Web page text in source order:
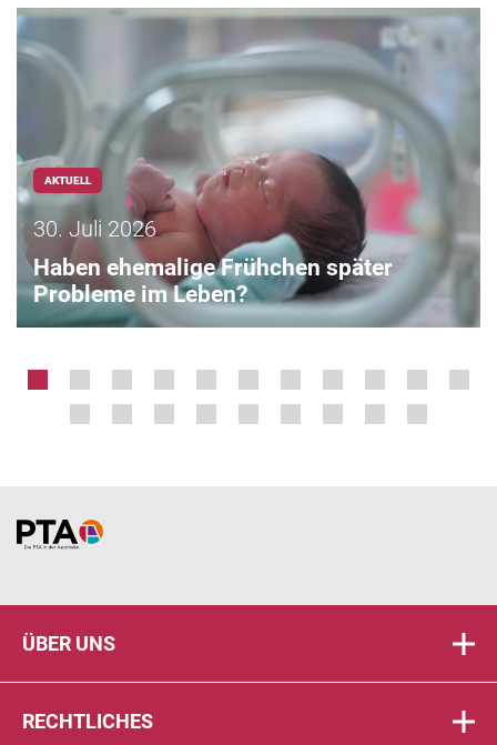
AKTUELL
30. Juli 2026
Haben ehemalige Frühchen später
Probleme im Leben?
Home
ÜBER UNS
RECHTLICHES